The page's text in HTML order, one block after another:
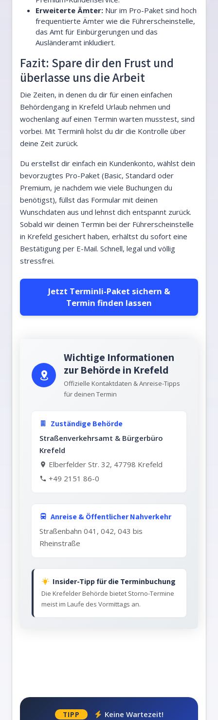
Erweiterte Ämter: Nur im Pro-Paket sind hoch
frequentierte Ämter wie die Führerscheinstelle,
das Amt für Einbürgerungen und das
Ausländeramt inkludiert.
Fazit: Spare dir den Frust und
überlasse uns die Arbeit
Die Zeiten, in denen du dir für einen einfachen
Behördengang in Krefeld Urlaub nehmen und
wochenlang auf einen Termin warten musstest, sind
vorbei. Mit Terminli holst du dir die Kontrolle über
deine Zeit zurück.
Du erstellst dir einfach ein Kundenkonto, wählst dein
bevorzugtes Pro-Paket (Basic, Standard oder
Premium, je nachdem wie viele Buchungen du
benötigst), füllst das Formular mit deinen
Wunschdaten aus und lehnst dich entspannt zurück.
Sobald wir deinen Termin bei der Führerscheinstelle
in Krefeld gesichert haben, erhältst du sofort eine
Bestätigung per E-Mail. Schnell, legal und völlig
stressfrei.
Jetzt Terminli-Paket sichern &
Termin finden lassen
Wichtige Informationen
zur Behörde in Krefeld
Offizielle Kontaktdaten & Anreise-Tipps
für deinen Termin
Zuständige Behörde
Straßenverkehrsamt & Bürgerbüro
Krefeld
Elberfelder Str. 32, 47798 Krefeld
+49 2151 86-0
Anreise & Öffentlicher Nahverkehr
Straßenbahn 041, 042, 043 bis
Rheinstraße
Insider-Tipp für die Terminbuchung
Die Krefelder Behörde bietet Storno-Termine
meist im Laufe des Vormittags an.
TIPP Keine Wartezeit!